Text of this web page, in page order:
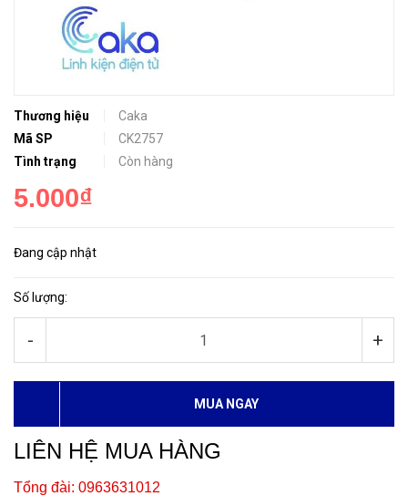
Thương hiệu
Caka
Mã SP
CK2757
Tình trạng
Còn hàng
5.000₫
Đang cập nhật
Số lượng:
- +
MUA NGAY
LIÊN HỆ MUA HÀNG
Tổng đài: 0963631012